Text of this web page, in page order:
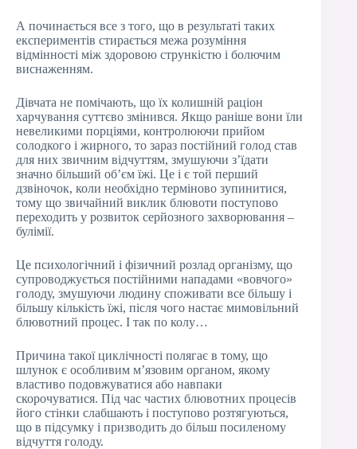
А починається все з того, що в результаті таких
експериментів стирається межа розуміння
відмінності між здоровою стрункістю і болючим
виснаженням.
Дівчата не помічають, що їх колишній раціон
харчування суттєво змінився. Якщо раніше вони їли
невеликими порціями, контролюючи прийом
солодкого і жирного, то зараз постійний голод став
для них звичним відчуттям, змушуючи з’їдати
значно більший об’єм їжі. Це і є той перший
дзвіночок, коли необхідно терміново зупинитися,
тому що звичайний виклик блювоти поступово
переходить у розвиток серйозного захворювання –
булімії.
Це психологічний і фізичний розлад організму, що
супроводжується постійними нападами «вовчого»
голоду, змушуючи людину споживати все більшу і
більшу кількість їжі, після чого настає мимовільний
блювотний процес. І так по колу…
Причина такої циклічності полягає в тому, що
шлунок є особливим м’язовим органом, якому
властиво подовжуватися або навпаки
скорочуватися. Під час частих блювотних процесів
його стінки слабшають і поступово розтягуються,
що в підсумку і призводить до більш посиленому
відчуття голоду.